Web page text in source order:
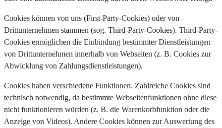
Cookies können von uns (First-Party-Cookies) oder von
Drittunternehmen stammen (sog. Third-Party-Cookies). Third-Party-
Cookies ermöglichen die Einbindung bestimmter Dienstleistungen
von Drittunternehmen innerhalb von Webseiten (z. B. Cookies zur
Abwicklung von Zahlungsdienstleistungen).
Cookies haben verschiedene Funktionen. Zahlreiche Cookies sind
technisch notwendig, da bestimmte Webseitenfunktionen ohne diese
nicht funktionieren würden (z. B. die Warenkorbfunktion oder die
Anzeige von Videos). Andere Cookies können zur Auswertung des